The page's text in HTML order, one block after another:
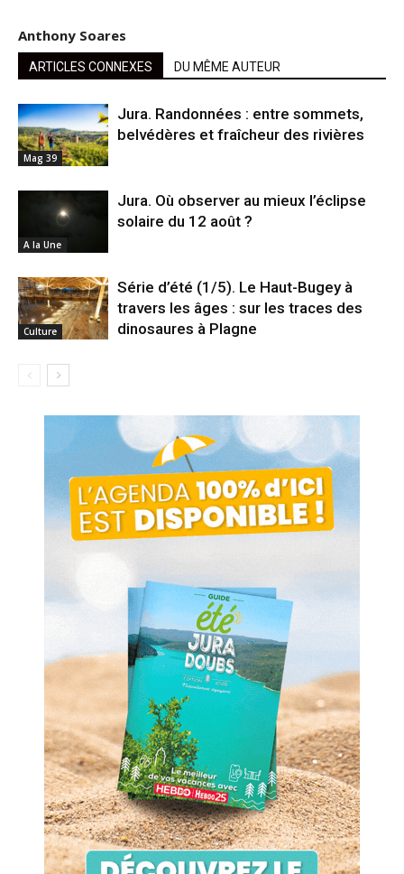
Anthony Soares
ARTICLES CONNEXES DU MÊME AUTEUR
Mag 39
Jura. Randonnées : entre sommets,
belvédères et fraîcheur des rivières
A la Une
Jura. Où observer au mieux l’éclipse
solaire du 12 août ?
Culture
Série d’été (1/5). Le Haut-Bugey à
travers les âges : sur les traces des
dinosaures à Plagne